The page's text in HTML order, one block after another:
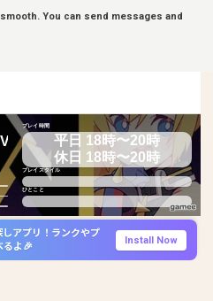
You can send messages and
プレイ時間
平日 18時〜20時
休日 18時〜20時
プレイスタイル
ひとこと
アプリ！ランクやプ
るよ🎉
Install Now